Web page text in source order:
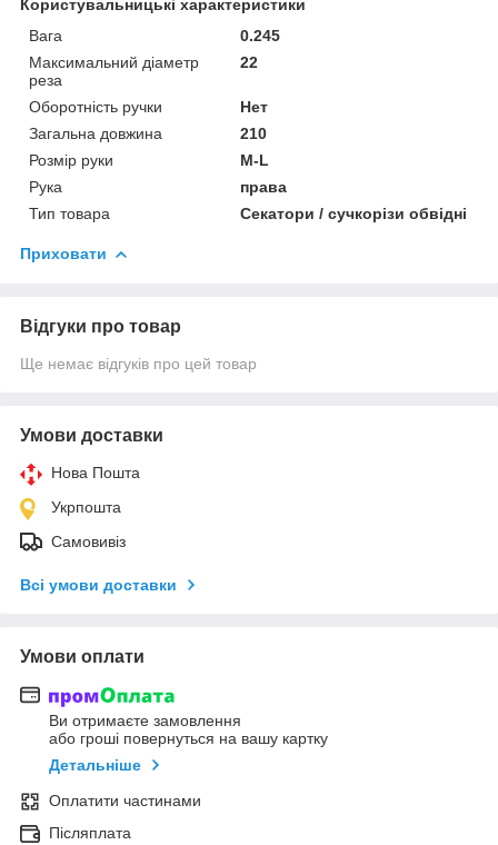
Користувальницькі характеристики
Вага
0.245
Максимальний діаметр
реза
22
Оборотність ручки
Нет
Загальна довжина
210
Розмір руки
M-L
Рука
права
Тип товара
Секатори / сучкорізи обвідні
Приховати
Відгуки про товар
Ще немає відгуків про цей товар
Умови доставки
Нова Пошта
Укрпошта
Самовивіз
Всі умови доставки
Умови оплати
Ви отримаєте замовлення
або гроші повернуться на вашу картку
Детальніше
Оплатити частинами
Післяплата